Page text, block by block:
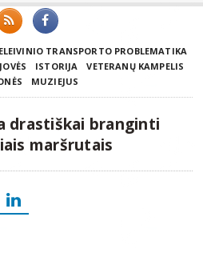
TRANSPORTO PROBLEMATIKA
ISTORIJA
VETERANŲ KAMPELIS
MUZIEJUS
drastiškai branginti
maršrutais